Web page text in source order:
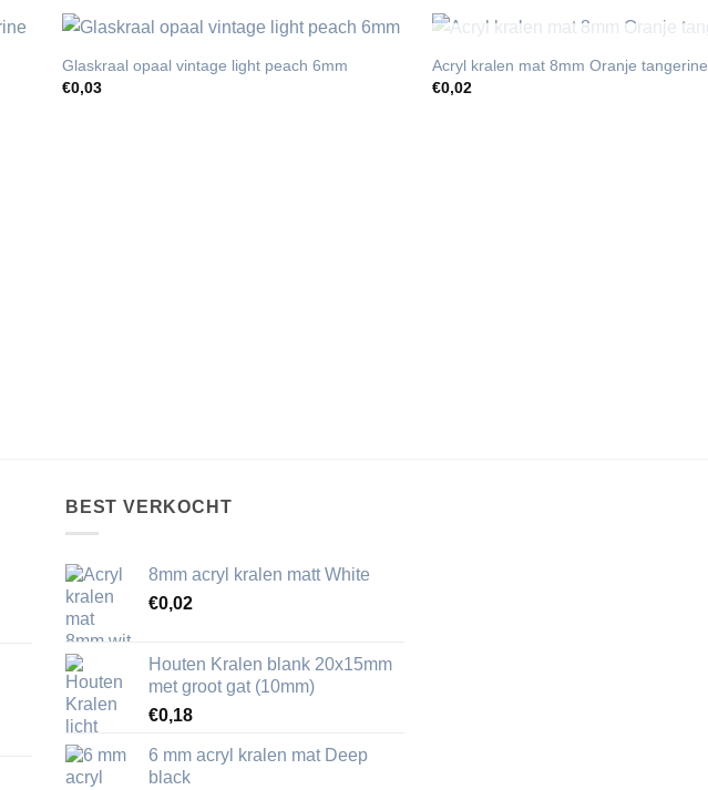
Glaskraal opaal vintage light peach 6mm
€0,03
UITVERKOCHT
Acryl kralen mat 8mm Oranje tangerine
€0,02
BEST VERKOCHT
8mm acryl kralen matt White
€0,02
Houten Kralen blank 20x15mm
met groot gat (10mm)
€0,18
6 mm acryl kralen mat Deep
black